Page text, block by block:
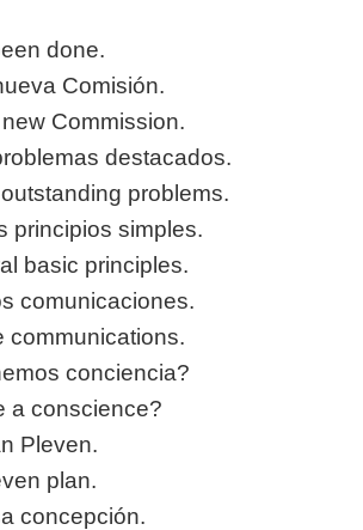
done.
Comisión.
Commission.
destacados.
problems.
principios simples.
basic principles.
comunicaciones.
communications.
conciencia?
a conscience?
Pleven.
plan.
concepción.